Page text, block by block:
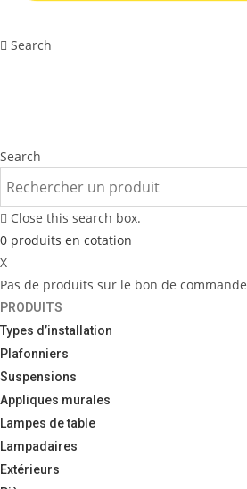
Search
Search
Close this search box.
0 produits en cotation
X
Pas de produits sur le bon de commande
PRODUITS
Types d’installation
Plafonniers
Suspensions
Appliques murales
Lampes de table
Lampadaires
Extérieurs